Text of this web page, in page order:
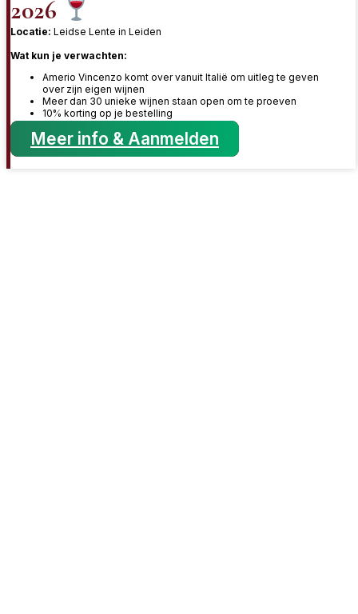
2026
Locatie: Leidse Lente in Leiden
Wat kun je verwachten:
Amerio Vincenzo komt over vanuit Italië om uitleg te geven
over zijn eigen wijnen
Meer dan 30 unieke wijnen staan open om te proeven
10% korting op je bestelling
Meer info & Aanmelden